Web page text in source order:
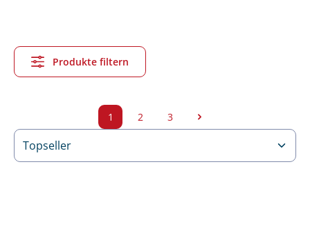
Produkte filtern
Seite
1 Seite
2 Seite
3